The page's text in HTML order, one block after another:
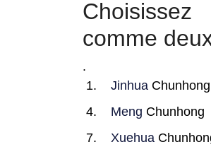
comme
.
Jinhua Chunhong
Meng Chunhong
Xuehua